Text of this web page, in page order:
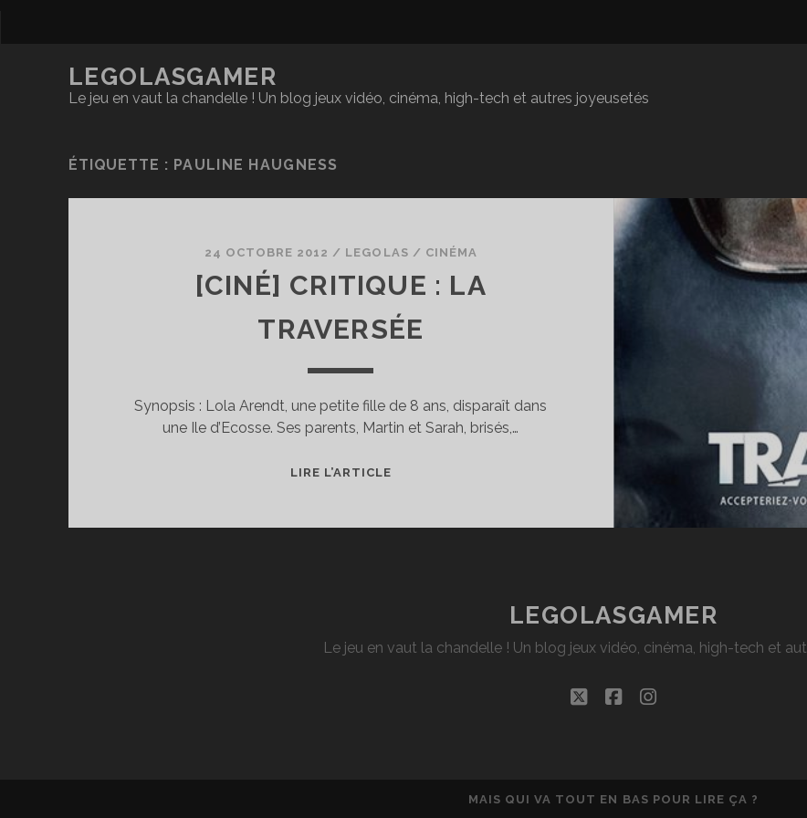
LEGOLASGAMER
Le jeu en vaut la chandelle ! Un blog jeux vidéo, cinéma, high-tech et autres joyeusetés
ÉTIQUETTE : PAULINE HAUGNESS
24 OCTOBRE 2012 / LEGOLAS / CINÉMA
[CINÉ] CRITIQUE : LA
TRAVERSÉE
Synopsis : Lola Arendt, une petite fille de 8 ans, disparaît dans
une Ile d’Ecosse. Ses parents, Martin et Sarah, brisés,…
LIRE L’ARTICLE
LEGOLASGAMER
Le jeu en vaut la chandelle ! Un blog jeux vidéo, cinéma, high-tech et
twitterfacebookinstagram
MAIS QUI VA TOUT EN BAS POUR LIRE ÇA ?